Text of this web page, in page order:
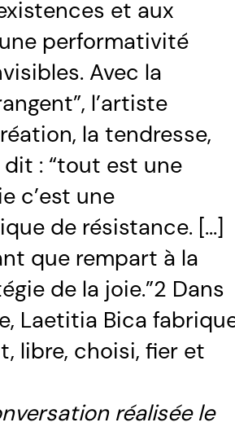
et aux
performativité
Avec la
l’artiste
la tendresse,
dit : “tout est une
c’est une
de résistance. [...]
que rempart à la
de la joie.”2 Dans
Laetitia Bica
libre, choisi, fier et
réalisée le